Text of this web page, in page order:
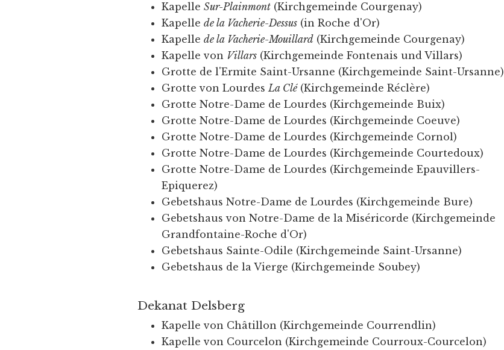
KapelleSur-Plainmont (Kirchgemeinde Courgenay)
Kapellede la Vacherie-Dessus (in Roche d'Or)
Kapellede la Vacherie-Mouillard (Kirchgemeinde Courgenay)
Kapelle von Villars (Kirchgemeinde Fontenais und Villars)
Grotte de l'Ermite Saint-Ursanne (Kirchgemeinde Saint-Ursanne)
Grotte von LourdesLa Clé(Kirchgemeinde Réclère)
Grotte Notre-Dame de Lourdes (Kirchgemeinde Buix)
Grotte Notre-Dame de Lourdes (Kirchgemeinde Coeuve)
Grotte Notre-Dame de Lourdes (Kirchgemeinde Cornol)
Grotte Notre-Dame de Lourdes (Kirchgemeinde Courtedoux)
Grotte Notre-Dame de Lourdes (Kirchgemeinde Epauvillers-
Epiquerez)
Gebetshaus Notre-Dame de Lourdes (Kirchgemeinde Bure)
Gebetshaus von Notre-Dame de la Miséricorde (Kirchgemeinde
Grandfontaine-Roche d'Or)
Gebetshaus Sainte-Odile (Kirchgemeinde Saint-Ursanne)
Gebetshaus de la Vierge (Kirchgemeinde Soubey)
Dekanat Delsberg
Kapelle von Châtillon (Kirchgemeinde Courrendlin)
Kapelle von Courcelon (Kirchgemeinde Courroux-Courcelon)